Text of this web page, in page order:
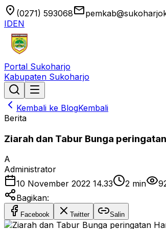
location_on (0271) 593068email
IDEN
Portal Sukoharjo
Kabupaten Sukoharjo
Kembali ke BlogKembali
Berita
Ziarah dan Tabur Bunga
A
Administrator
10 November 2022 14.33
2 min
Bagikan:
Facebook Twitter Salin